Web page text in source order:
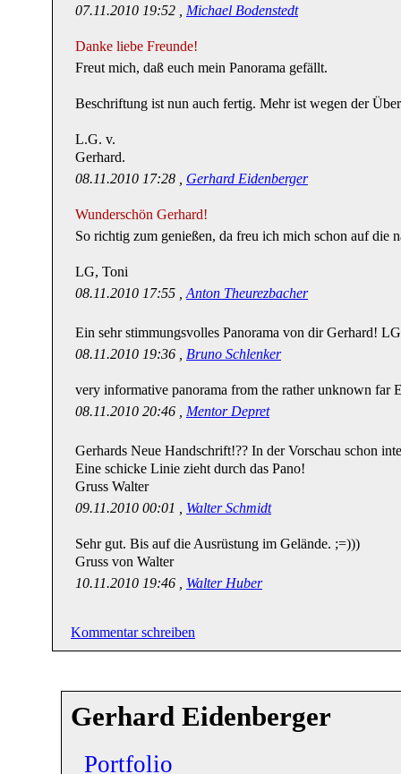
07.11.2010 19:52 , Michael Bodenstedt
Danke liebe Freunde!
Freut mich, daß euch mein Panorama gefällt.
Beschriftung ist nun auch fertig. Mehr ist wegen der
L.G. v.
Gerhard.
08.11.2010 17:28 , Gerhard Eidenberger
Wunderschön Gerhard!
So richtig zum genießen, da freu ich mich schon auf die
LG, Toni
08.11.2010 17:55 , Anton Theurezbacher
Ein sehr stimmungsvolles Panorama von dir Gerhard!
08.11.2010 19:36 , Bruno Schlenker
very informative panorama from the rather unknown far
08.11.2010 20:46 , Mentor Depret
Gerhards Neue Handschrift!?? In der Vorschau schon
Eine schicke Linie zieht durch das Pano!
Gruss Walter
09.11.2010 00:01 , Walter Schmidt
Sehr gut. Bis auf die Ausrüstung im Gelände. ;=)))
Gruss von Walter
10.11.2010 19:46 , Walter Huber
Kommentar schreiben
Gerhard Eidenberger
Portfolio